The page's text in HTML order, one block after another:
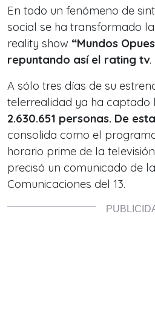
En todo un fenómeno de
social se ha transformado
reality show “Mundos
repuntando así el rating tv.
A sólo tres días de su
telerrealidad ya ha captado
2.630.651 personas. De
consolida como el
horario prime de la
precisó un comunicado de
Comunicaciones del 13.